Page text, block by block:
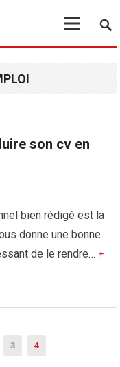
son cv en
bien rédigé est la
donne une bonne
de le rendre… +
3 4